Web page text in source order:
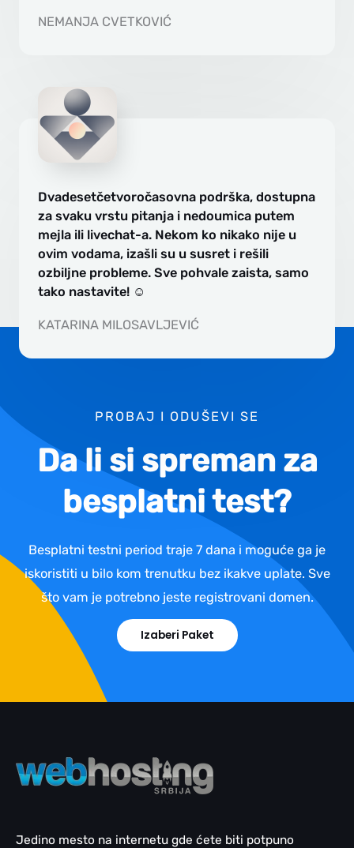
NEMANJA CVETKOVIĆ
Dvadesetčetvoročasovna podrška, dostupna
za svaku vrstu pitanja i nedoumica putem
mejla ili livechat-a. Nekom ko nikako nije u
ovim vodama, izašli su u susret i rešili
ozbiljne probleme. Sve pohvale zaista, samo
tako nastavite! ☺
KATARINA MILOSAVLJEVIĆ
PROBAJ I ODUŠEVI SE
Da li si spreman za
besplatni test?
Besplatni testni period traje 7 dana i moguće ga je
iskoristiti u bilo kom trenutku bez ikakve uplate. Sve
što vam je potrebno jeste registrovani domen.
Izaberi Paket
Jedino mesto na internetu gde ćete biti potpuno